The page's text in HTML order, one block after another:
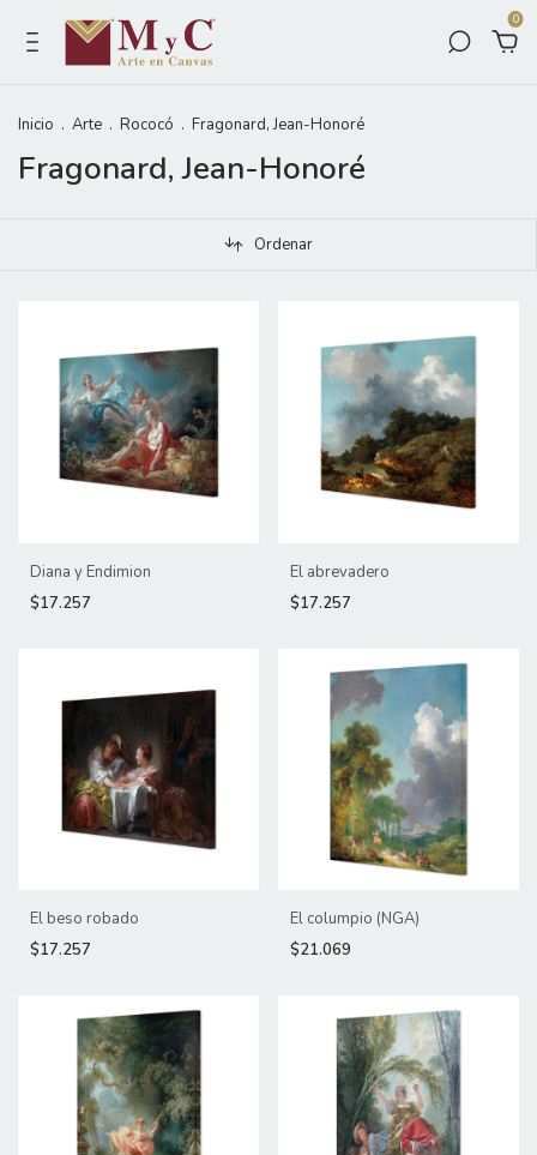
0
Inicio . Arte . Rococó . Fragonard, Jean-Honoré
Fragonard, Jean-Honoré
Ordenar
Diana y Endimion
$17.257
El abrevadero
$17.257
El beso robado
$17.257
El columpio (NGA)
$21.069